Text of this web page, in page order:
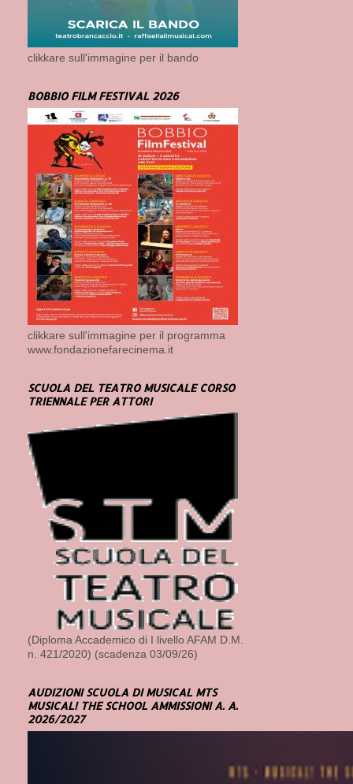
clikkare sull'immagine per il bando
BOBBIO FILM FESTIVAL 2026
clikkare sull'immagine per il programma
www.fondazionefarecinema.it
SCUOLA DEL TEATRO MUSICALE CORSO
TRIENNALE PER ATTORI
(Diploma Accademico di I livello AFAM D.M.
n. 421/2020) (scadenza 03/09/26)
AUDIZIONI SCUOLA DI MUSICAL MTS
MUSICAL! THE SCHOOL AMMISSIONI A. A.
2026/2027